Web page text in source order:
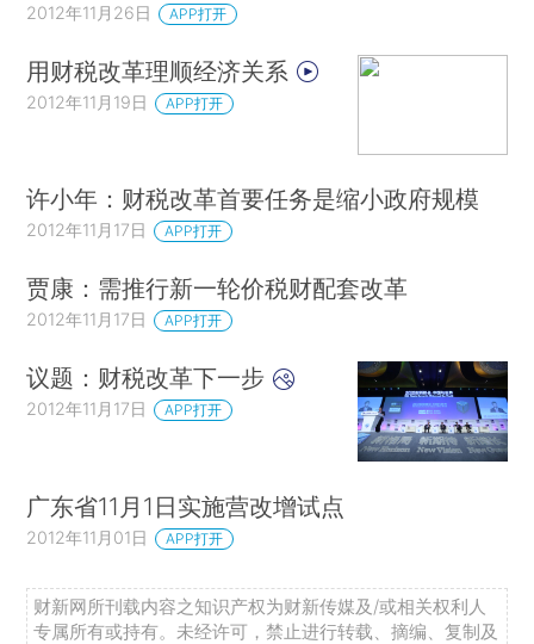
2012年11月26日 APP打开
用财税改革理顺经济关系
2012年11月19日 APP打开
许小年：财税改革首要任务是缩小政府规模
2012年11月17日 APP打开
贾康：需推行新一轮价税财配套改革
2012年11月17日 APP打开
议题：财税改革下一步
2012年11月17日 APP打开
广东省11月1日实施营改增试点
2012年11月01日 APP打开
财新网所刊载内容之知识产权为财新传媒及/或相关权利人
专属所有或持有。未经许可，禁止进行转载、摘编、复制及